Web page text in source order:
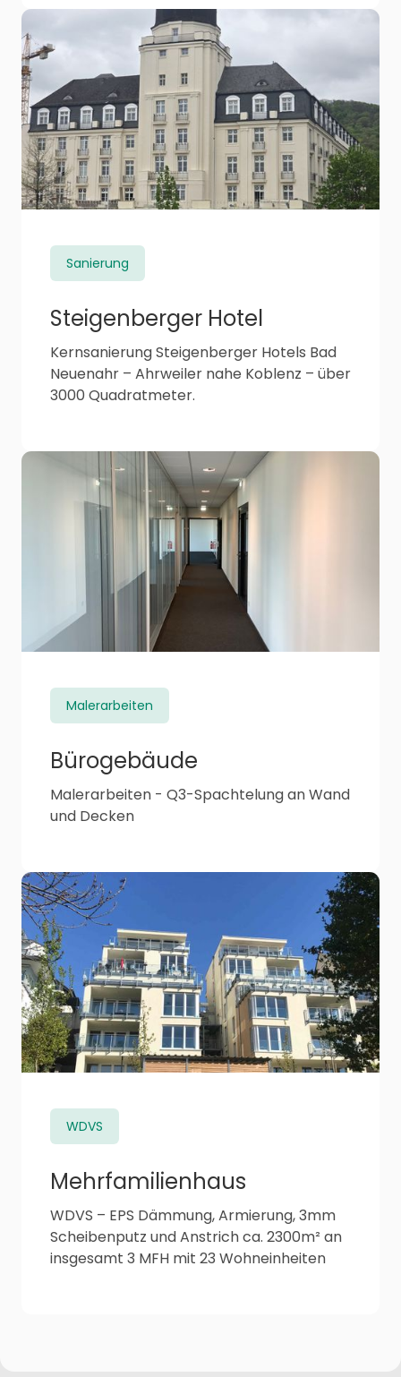
Sanierung
Steigenberger Hotel
Kernsanierung Steigenberger Hotels Bad
Neuenahr – Ahrweiler nahe Koblenz – über
3000 Quadratmeter.
Malerarbeiten
Bürogebäude
Malerarbeiten - Q3-Spachtelung an Wand
und Decken
WDVS
Mehrfamilienhaus
WDVS – EPS Dämmung, Armierung, 3mm
Scheibenputz und Anstrich ca. 2300m² an
insgesamt 3 MFH mit 23 Wohneinheiten